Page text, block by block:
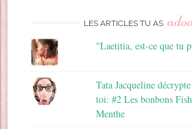
LES ARTICLES TU AS
"Laetitia, est-ce que tu
Tata Jacqueline
toi: #2 Les bonbons
Menthe